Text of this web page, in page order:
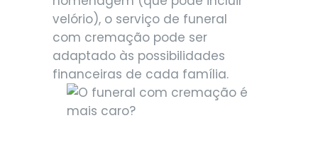
velório), o serviço de funeral
com cremação pode ser
adaptado às possibilidades
financeiras de cada família.